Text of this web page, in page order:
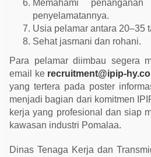
Memahami
penyelamatannya.
Usia pelamar antara 20–35
Sehat jasmani dan rohani.
Para pelamar diimbau segera
email ke recruitment@ipip-
yang tertera pada poster
menjadi bagian dari komitmen
kerja yang profesional dan siap
kawasan industri Pomalaa.
Dinas Tenaga Kerja dan